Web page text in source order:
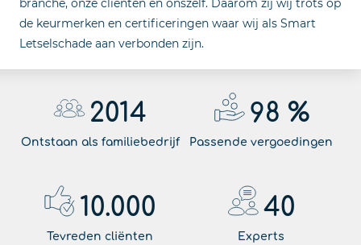
de keurmerken en certificeringen waar wij als Smart
Letselschade aan verbonden zijn.
2014
Ontstaan als familiebedrijf
98 %
Passende vergoedingen
10.000
Tevreden cliënten
40
Experts